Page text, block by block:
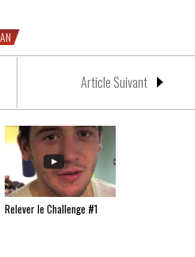
Article Suivant
Relever le Challenge #1